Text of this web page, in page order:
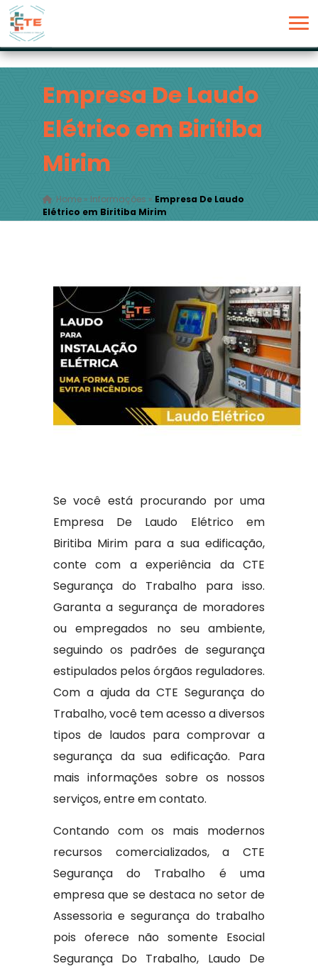
Empresa De Laudo
Elétrico em Biritiba
Mirim
Home» Informações » Empresa De Laudo
Elétrico em Biritiba Mirim
Se você está procurando por uma
Empresa De Laudo Elétrico em
Biritiba Mirim para a sua edificação,
conte com a experiência da CTE
Segurança do Trabalho para isso.
Garanta a segurança de moradores
ou empregados no seu ambiente,
seguindo os padrões de segurança
estipulados pelos órgãos reguladores.
Com a ajuda da CTE Segurança do
Trabalho, você tem acesso a diversos
tipos de laudos para comprovar a
segurança da sua edificação. Para
mais informações sobre os nossos
serviços, entre em contato.
Contando com os mais modernos
recursos comercializados, a CTE
Segurança do Trabalho é uma
empresa que se destaca no setor de
Assessoria e segurança do trabalho
pois oferece não somente Esocial
Segurança Do Trabalho, Laudo De